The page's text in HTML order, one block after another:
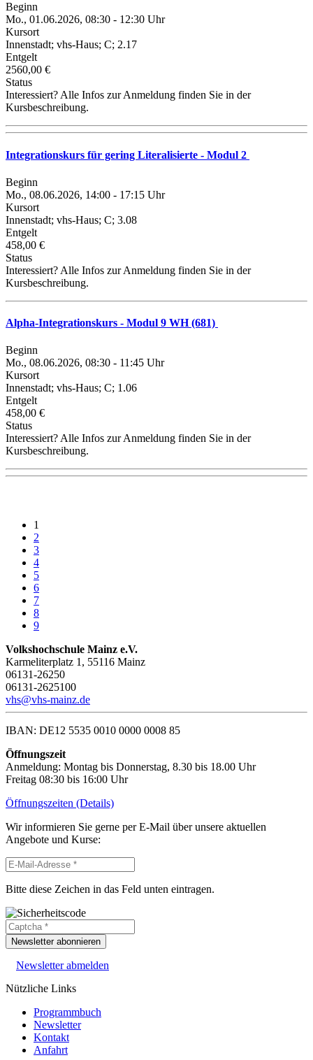
Beginn
Mo., 01.06.2026, 08:30 - 12:30 Uhr
Kursort
Innenstadt; vhs-Haus; C; 2.17
Entgelt
2560,00 €
Status
Interessiert? Alle Infos zur Anmeldung finden Sie in der
Kursbeschreibung.
Integrationskurs für gering Literalisierte - Modul 2
Beginn
Mo., 08.06.2026, 14:00 - 17:15 Uhr
Kursort
Innenstadt; vhs-Haus; C; 3.08
Entgelt
458,00 €
Status
Interessiert? Alle Infos zur Anmeldung finden Sie in der
Kursbeschreibung.
Alpha-Integrationskurs - Modul 9 WH (681)
Beginn
Mo., 08.06.2026, 08:30 - 11:45 Uhr
Kursort
Innenstadt; vhs-Haus; C; 1.06
Entgelt
458,00 €
Status
Interessiert? Alle Infos zur Anmeldung finden Sie in der
Kursbeschreibung.
1
2
3
4
5
6
7
8
9
Volkshochschule Mainz e.V.
Karmeliterplatz 1, 55116 Mainz
06131-26250
06131-2625100
vhs@vhs-mainz.de
IBAN: DE12 5535 0010 0000 0008 85
Öffnungszeit
Anmeldung: Montag bis Donnerstag, 8.30 bis 18.00 Uhr
Freitag 08:30 bis 16:00 Uhr
Öffnungszeiten (Details)
Wir informieren Sie gerne per E-Mail über unsere aktuellen
Angebote und Kurse:
Bitte diese Zeichen in das Feld unten eintragen.
Newsletter abonnieren
Newsletter abmelden
Nützliche Links
Programmbuch
Newsletter
Kontakt
Anfahrt